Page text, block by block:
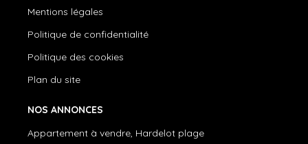
Mentions légales
Politique de confidentialité
Politique des cookies
Plan du site
NOS ANNONCES
Appartement à vendre, Hardelot plage